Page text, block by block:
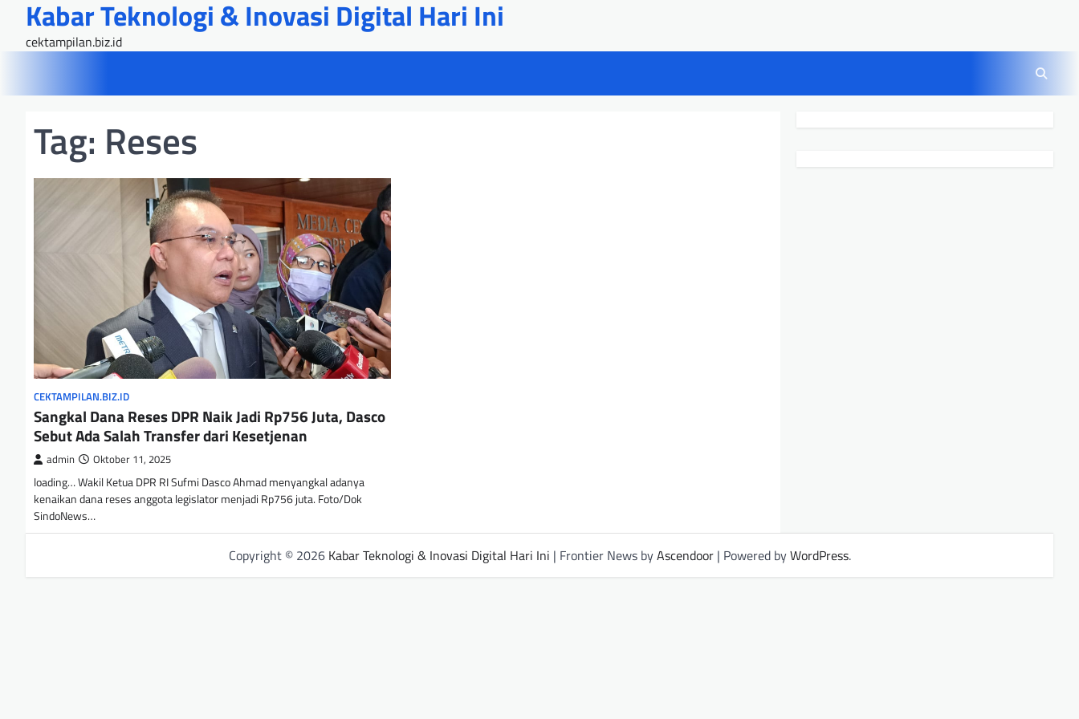
content
Kabar Teknologi & Inovasi Digital Hari Ini
cektampilan.biz.id
Tag: Reses
CEKTAMPILAN.BIZ.ID
Sangkal Dana Reses DPR Naik Jadi Rp756 Juta, Dasco
Sebut Ada Salah Transfer dari Kesetjenan
admin Oktober 11, 2025
loading… Wakil Ketua DPR RI Sufmi Dasco Ahmad menyangkal adanya
kenaikan dana reses anggota legislator menjadi Rp756 juta. Foto/Dok
SindoNews…
Copyright © 2026 Kabar Teknologi & Inovasi Digital Hari Ini | Frontier News byAscendoor| Powered byWordPress.